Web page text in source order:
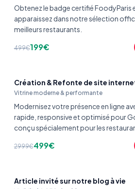
Obtenez le badge certifié FoodyParis
apparaissez dans notre sélection
meilleurs restaurants.
499€199€
Création & Refonte de site
Vitrine moderne & performante
Modernisez votre présence en ligne
rapide, responsive et optimisé pour
conçu spécialement pour les
2999€499€
Article invité sur notre blog à vie